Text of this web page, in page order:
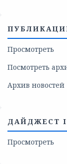
Просмотреть
Посмотреть
Архив новостей
ДАЙДЖЕСТ
Просмотреть